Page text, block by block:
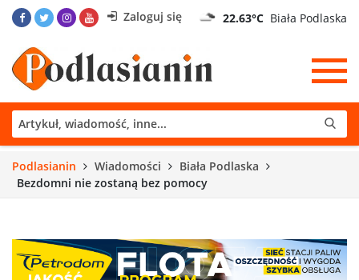
Zaloguj się 22.63°C Biała Podlaska
Podlasianin Wiadomości
Biała Podlaska
Bezdomni nie zostaną bez pomocy